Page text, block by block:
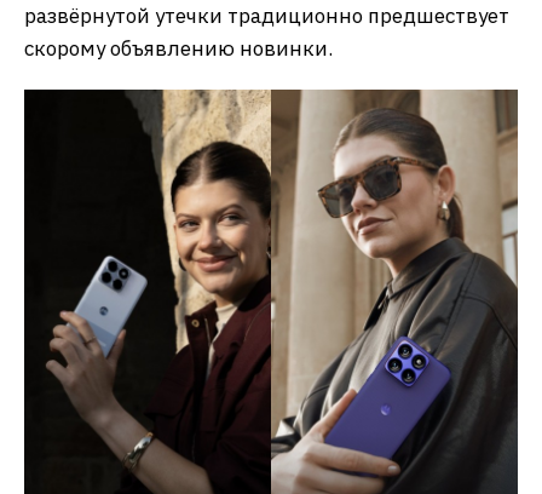
развёрнутой утечки традиционно предшествует
скорому объявлению новинки.